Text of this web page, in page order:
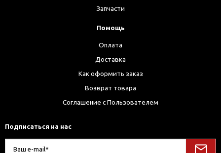
Запчасти
Помощь
Оплата
Доставка
Как оформить заказ
Возврат товара
Соглашение с Пользователем
Подписаться на нас